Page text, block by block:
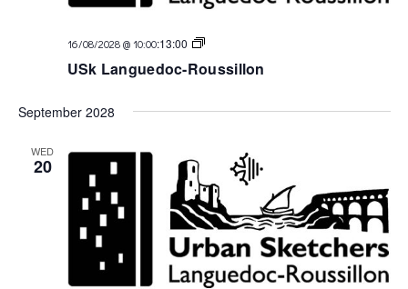
16/08/2028 @ 10:00:13:00
USk
USk Languedoc-Roussillon
September 2028
WED
20